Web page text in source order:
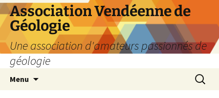
Aller
au
contenu
Association Vendéenne de
Géologie
Une association d'amateurs passionnés de
géologie
Menu